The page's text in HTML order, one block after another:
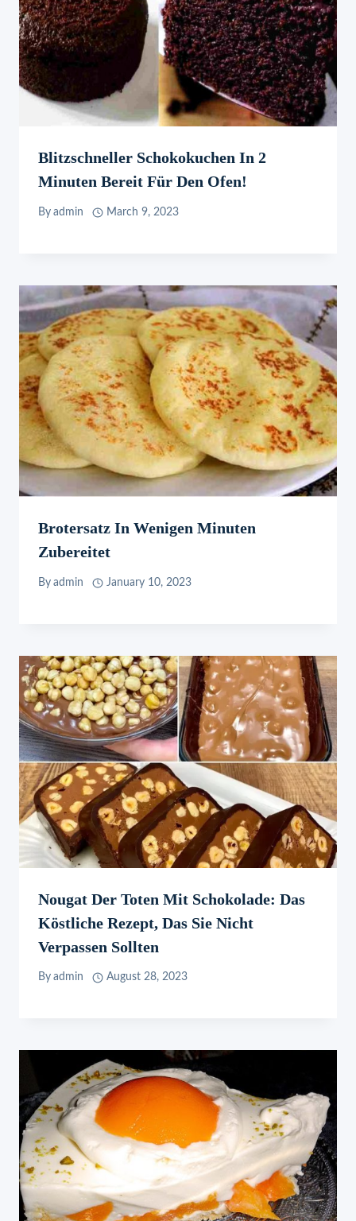
Blitzschneller Schokokuchen In 2
Minuten Bereit Für Den Ofen!
By admin March 9, 2023
Brotersatz In Wenigen Minuten
Zubereitet
By admin January 10, 2023
Nougat Der Toten Mit Schokolade: Das
Köstliche Rezept, Das Sie Nicht
Verpassen Sollten
By admin August 28, 2023